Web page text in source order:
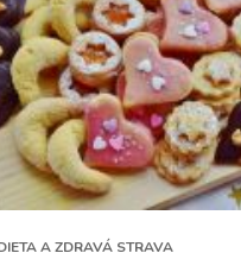
A ZDRAVÁ STRAVA